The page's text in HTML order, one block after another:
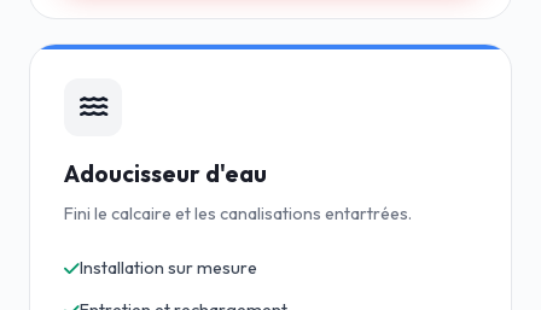
Adoucisseur d'eau
Fini le calcaire et les canalisations entartrées.
Installation sur mesure